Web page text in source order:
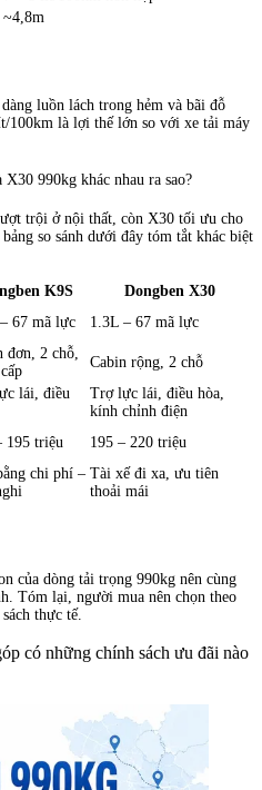
~4,8m
luồn lách trong hẻm và bãi đỗ
100km là lợi thế lớn so với xe tải máy
990kg khác nhau ra sao?
trội ở nội thất, còn X30 tối ưu cho
so sánh dưới đây tóm tắt khác biệt
K9S
Dongben X30
67 mã lực 1.3L – 67 mã lực
đơn, 2 chỗ,
Cabin rộng, 2 chỗ
lái, điều
Trợ lực lái, điều hòa,
kính chỉnh điện
195 triệu
195 – 220 triệu
chi phí – Tài xế đi xa, ưu tiên
thoải mái
của dòng tải trọng 990kg nên cùng
Tóm lại, người mua nên chọn theo
thực tế.
có những chính sách ưu đãi nào